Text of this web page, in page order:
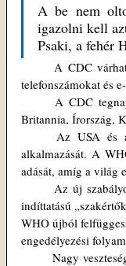
A be nem
igazolni kell
Psaki, a fehér
	A CDC várhatóan megköveteli a légitársaságoktól, hogy kapcsolattartási adatokat gyűjtsenek, például
telefonszámokat és
A CDC
Britannia, Írország,
	Az USA és az Európai Unió a WHO kifejezett kérése ellenére is megkezdte a harmadik dózis
alkalmazását. A
adását, amíg a világ
indíttatású
WHO újból
engedélyezési
	Nagy veszteség a nem érte az orosz gyógyszergyártó céget, hiszen a világ nyolcvan országában a fentiek